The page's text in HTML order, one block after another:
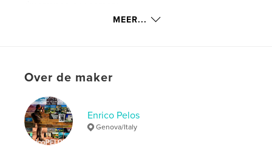
Hoofdcategorie: Portfolio's
pag
Datum publiceren:sep 11, 2012
Laatst bijgewerkt
MEER...
Over de maker
Enrico Pelos
Genova/Italy